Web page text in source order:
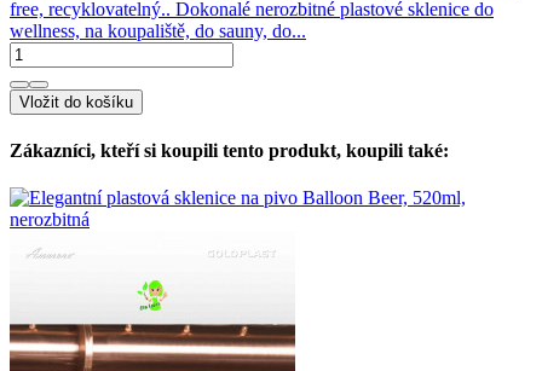
free, recyklovatelný.. Dokonalé nerozbitné plastové sklenice do
wellness, na koupaliště, do sauny, do...
Vložit do košíku
Zákazníci, kteří si koupili tento produkt, koupili také: